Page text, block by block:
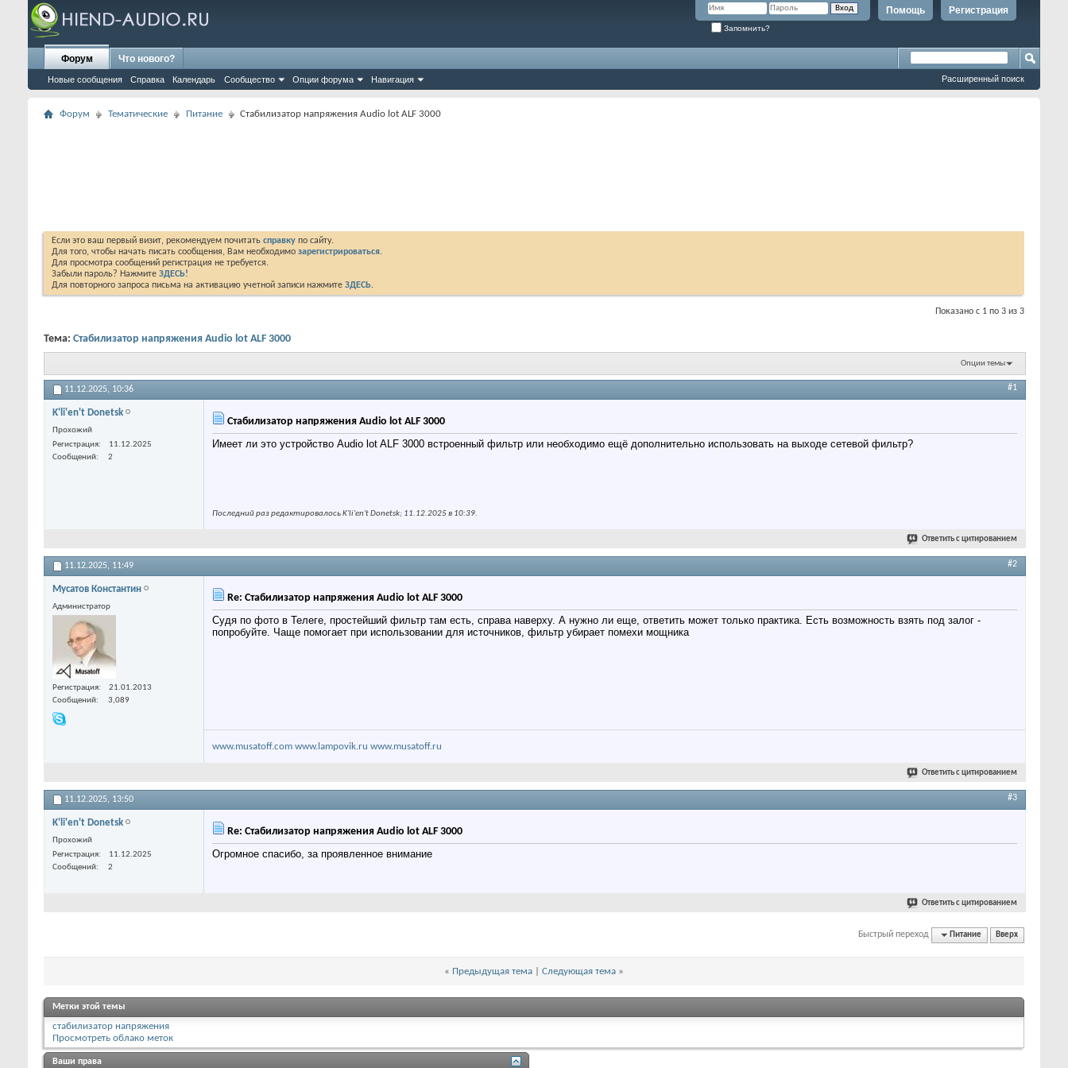
Регистрация
Помощь
Запомнить?
Форум
Новые сообщения Справка Календарь Сообщество Опции форума Навигация
Что нового?
Расширенный поиск
Форум Тематические Питание Стабилизатор напряжения Audio lot ALF 3000
Если это ваш первый визит, рекомендуем почитать справку по сайту.
Для того, чтобы начать писать сообщения, Вам необходимо зарегистрироваться.
Для просмотра сообщений регистрация не требуется.
Забыли пароль? Нажмите ЗДЕСЬ!
Для повторного запроса письма на активацию учетной записи нажмите ЗДЕСЬ.
Показано с 1 по 3 из 3
Тема: Стабилизатор напряжения Audio lot ALF 3000
Опции темы
11.12.2025, 10:36 #1
K'li'en't Donetsk
Прохожий
Регистрация
11.12.2025
Сообщений
2
Стабилизатор напряжения Audio lot ALF 3000
Имеет ли это устройство Audio lot ALF 3000 встроенный фильтр или необходимо ещё дополнительно использовать на выходе сетевой фильтр?
Последний раз редактировалось K'li'en't Donetsk; 11.12.2025 в 10:39.
Ответить с цитированием
11.12.2025, 11:49 #2
Мусатов Константин
Администратор
Регистрация
21.01.2013
Сообщений
3,089
Re: Стабилизатор напряжения Audio lot ALF 3000
Судя по фото в Телеге, простейший фильтр там есть, справа наверху. А нужно ли еще, ответить может только практика. Есть возможность взять под залог -
попробуйте. Чаще помогает при использовании для источников, фильтр убирает помехи мощника
www.musatoff.com www.lampovik.ru www.musatoff.ru
Ответить с цитированием
11.12.2025, 13:50 #3
K'li'en't Donetsk
Прохожий
Регистрация
11.12.2025
Сообщений
2
Re: Стабилизатор напряжения Audio lot ALF 3000
Огромное спасибо, за проявленное внимание
Ответить с цитированием
Быстрый переход Питание Вверх
« Предыдущая тема Следующая тема »
Метки этой темы
стабилизатор напряжения
Просмотреть облако меток
Ваши права